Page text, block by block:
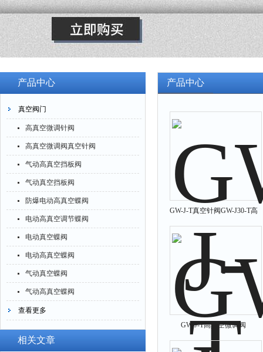
产品中心
真空阀门
高真空微调针阀
高真空微调阀真空针阀
气动高真空挡板阀
气动真空挡板阀
防爆电动高真空蝶阀
电动高真空调节蝶阀
电动真空蝶阀
电动高真空蝶阀
气动真空蝶阀
气动高真空蝶阀
查看更多
相关文章
产品中心
GW-J-T真空针阀GW-J30-T高
真空微调阀
GW-J-T高真空微调阀